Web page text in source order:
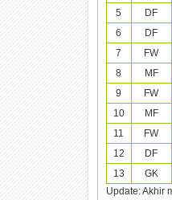
5
DF
6
DF
7
FW
8
MF
9
FW
10
MF
11
FW
12
DF
13
GK
Update: Akhir